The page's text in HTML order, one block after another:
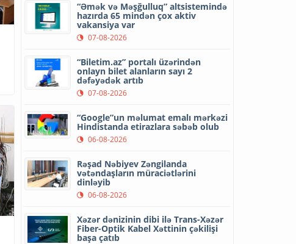
“Əmək və Məşğulluq” altsistemində
hazırda 65 mindən çox aktiv
vakansiya var
07-08-2026
“Biletim.az” portalı üzərindən
onlayn bilet alanların sayı 2
dəfəyədək artıb
07-08-2026
“Google”un məlumat emalı mərkəzi
Hindistanda etirazlara səbəb olub
06-08-2026
Rəşad Nəbiyev Zəngilanda
vətəndaşların müraciətlərini
dinləyib
06-08-2026
Xəzər dənizinin dibi ilə Trans-Xəzər
Fiber-Optik Kabel Xəttinin çəkilişi
başa çatıb